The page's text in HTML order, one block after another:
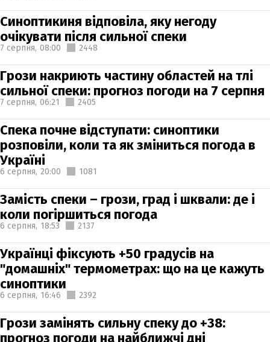
Синоптикиня відповіла, яку негоду
очікувати після сильної спеки
7 серпня, 08:00 2448
Грози накриють частину областей на тлі
сильної спеки: прогноз погоди на 7 серпня
7 серпня, 06:21 2405
Спека почне відступати: синоптики
розповіли, коли та як зміниться погода в
Україні
6 серпня, 20:00 1081
Замість спеки – грози, град і шквали: де і
коли погіршиться погода
6 серпня, 18:53 2137
Українці фіксують +50 градусів на
"домашніх" термометрах: що на це кажуть
синоптики
6 серпня, 16:46 2392
Грози замінять сильну спеку до +38:
прогноз погоди на найближчі дні